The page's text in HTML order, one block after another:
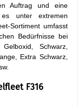
Auftrag und eine
unter extremen
Sortiment umfasst
Bedürfnisse bei
Schwarz,
Extra Schwarz,
F316